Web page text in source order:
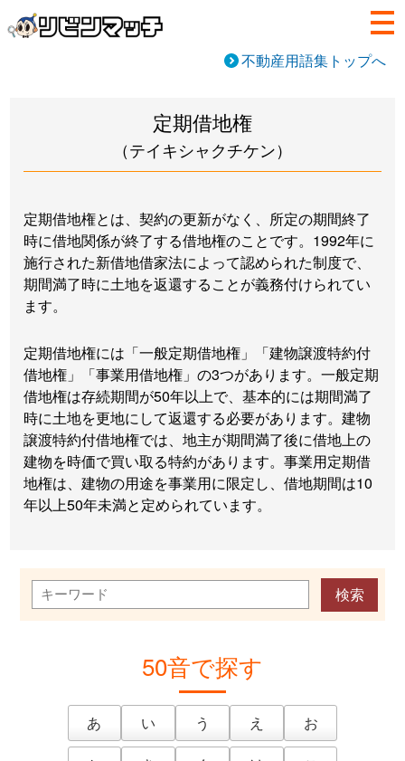
不動産用語集トップへ
定期借地権
（テイキシャクチケン）
定期借地権とは、契約の更新がなく、所定の期間終了
時に借地関係が終了する借地権のことです。1992年に
施行された新借地借家法によって認められた制度で、
期間満了時に土地を返還することが義務付けられてい
ます。
定期借地権には「一般定期借地権」「建物譲渡特約付
借地権」「事業用借地権」の3つがあります。一般定期
借地権は存続期間が50年以上で、基本的には期間満了
時に土地を更地にして返還する必要があります。建物
譲渡特約付借地権では、地主が期間満了後に借地上の
建物を時価で買い取る特約があります。事業用定期借
地権は、建物の用途を事業用に限定し、借地期間は10
年以上50年未満と定められています。
50音で探す
あ い う え
お